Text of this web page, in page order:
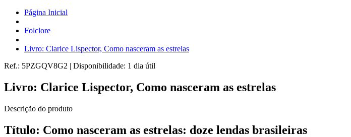
Página Inicial
Folclore
Livro: Clarice Lispector, Como nasceram as estrelas
Ref.: 5PZGQV8G2 | Disponibilidade: 1 dia útil
Livro: Clarice Lispector, Como nasceram as estrelas
Descrição do produto
Título: Como nasceram as estrelas: doze lendas brasileiras